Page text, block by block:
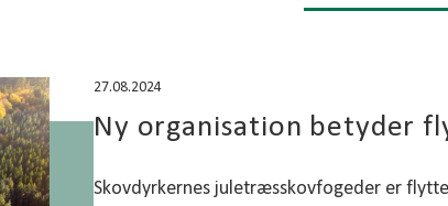
27.08.2024
Ny organisation betyder
Skovdyrkernes juletræsskovfogeder er